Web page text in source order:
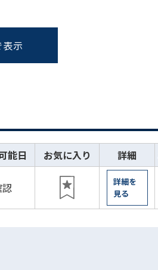
示
能日 お気に入り 詳細
詳細を
見る